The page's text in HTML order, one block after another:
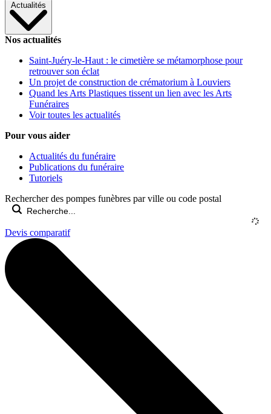
Actualités
Nos actualités
Saint-Juéry-le-Haut : le cimetière se métamorphose pour
retrouver son éclat
Un projet de construction de crématorium à Louviers
Quand les Arts Plastiques tissent un lien avec les Arts
Funéraires
Voir toutes les actualités
Pour vous aider
Actualités du funéraire
Publications du funéraire
Tutoriels
Rechercher des pompes funèbres par ville ou code postal
Devis comparatif